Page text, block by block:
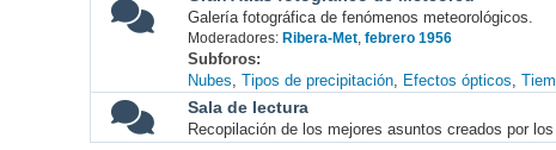
Galería fotográfica de fenómenos meteorológicos.
Moderadores: Ribera-Met, febrero 1956
Subforos
Nubes Tipos de precipitación Efectos ópticos
Sala de lectura
Recopilación de los mejores asuntos creados por